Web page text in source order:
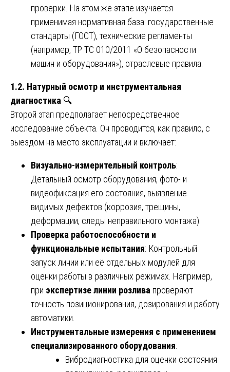
проверки. На этом же этапе изучается
применимая нормативная база: государственные
стандарты (ГОСТ), технические регламенты
(например, ТР ТС 010/2011 «О безопасности
машин и оборудования»), отраслевые правила.
1.2. Натурный осмотр и инструментальная
диагностика 🔍
Второй этап предполагает непосредственное
исследование объекта. Он проводится, как правило, с
выездом на место эксплуатации и включает:
Визуально-измерительный контроль:
Детальный осмотр оборудования, фото- и
видеофиксация его состояния, выявление
видимых дефектов (коррозия, трещины,
деформации, следы неправильного монтажа).
Проверка работоспособности и
функциональные испытания: Контрольный
запуск линии или её отдельных модулей для
оценки работы в различных режимах. Например,
при экспертизе линии розлива проверяют
точность позиционирования, дозирования и работу
автоматики.
Инструментальные измерения с применением
специализированного оборудования:
Вибродиагностика для оценки состояния